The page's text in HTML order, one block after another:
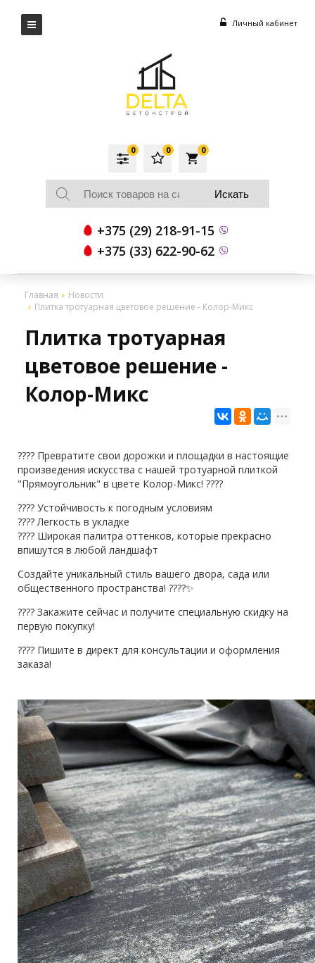
Личный кабинет
local_grocery_store
0
0
0
+375 (29) 218-91-15
+375 (33) 622-90-62
Главная
Новости
Плитка тротуарная цветовое решение - Колор-Микс
Плитка тротуарная
цветовое решение -
Колор-Микс
???? Превратите свои дорожки и площадки в настоящие
произведения искусства с нашей тротуарной плиткой
"Прямоугольник" в цвете Колор-Микс! ????
???? Устойчивость к погодным условиям
???? Легкость в укладке
???? Широкая палитра оттенков, которые прекрасно
впишутся в любой ландшафт
Создайте уникальный стиль вашего двора, сада или
общественного пространства! ????✨
???? Закажите сейчас и получите специальную скидку на
первую покупку!
???? Пишите в директ для консультации и оформления
заказа!